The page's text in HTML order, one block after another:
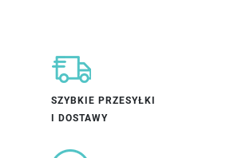
SZYBKIE PRZESYŁKI
I DOSTAWY